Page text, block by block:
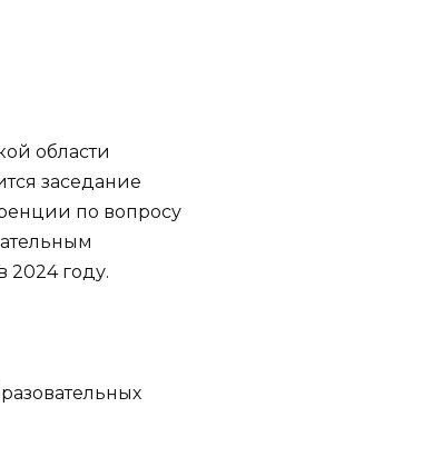
области
заседание
по вопросу
2024 году.